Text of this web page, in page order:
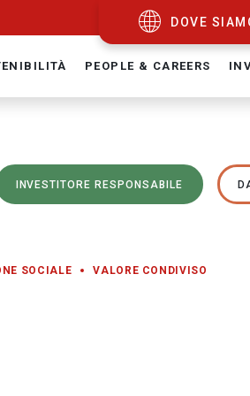
DOVE
PEOPLE & CAREERS
INVESTITORE RESPONSABILE
SOCIALE VALORE CONDIVISO